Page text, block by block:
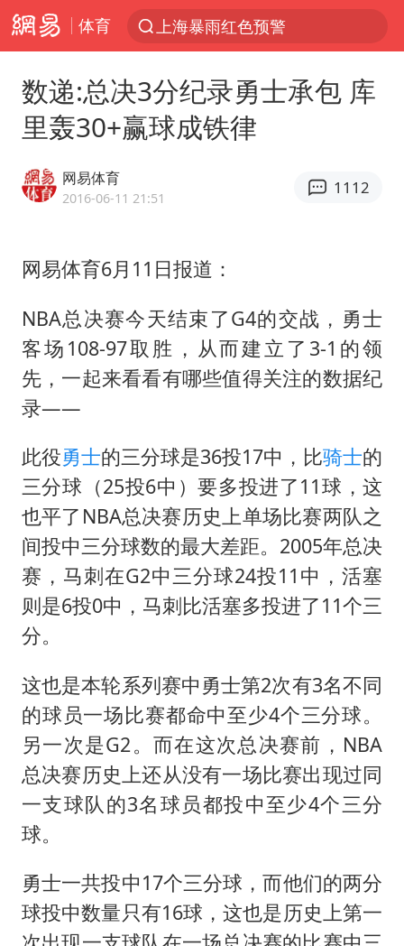
体育
上海暴雨红色预警
四川宜宾5.5级地震后余震为何不断
白海豚5次眼壁置换
王艺迪无缘横滨赛决赛
武契奇会见泽连斯基有何意图
台铃电动车仅骑一年就断电趴窝
上海大部迎大暴雨
伯克希尔净买入约200亿美元股票
上交绝杀清华 姚明笑出表情包
曝美下令调查弹药库存信息遭泄露事件
白海豚在海上打了个结
以军士兵把枪口对准中国记者
数递:总决3分纪录勇士承包 库
里轰30+赢球成铁律
网易体育
2016-06-11 21:51
1112
网易体育6月11日报道：
NBA总决赛今天结束了G4的交战，勇士
客场108-97取胜，从而建立了3-1的领
先，一起来看看有哪些值得关注的数据纪
录——
此役勇士的三分球是36投17中，比骑士的
三分球（25投6中）要多投进了11球，这
也平了NBA总决赛历史上单场比赛两队之
间投中三分球数的最大差距。2005年总决
赛，马刺在G2中三分球24投11中，活塞
则是6投0中，马刺比活塞多投进了11个三
分。
这也是本轮系列赛中勇士第2次有3名不同
的球员一场比赛都命中至少4个三分球。
另一次是G2。而在这次总决赛前，NBA
总决赛历史上还从没有一场比赛出现过同
一支球队的3名球员都投中至少4个三分
球。
勇士一共投中17个三分球，而他们的两分
球投中数量只有16球，这也是历史上第一